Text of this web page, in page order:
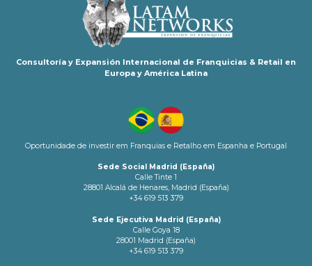
Consultoría y Expansión Internacional de Franquicias & Retail en
Europa y América Latina
Oportunidade de investir em Franquias e Retalho em Espanha e Portugal
Sede Social Madrid (España)
Calle Tinte 1
28801 Alcalá de Henares, Madrid (España)
+34 619 513 379
Sede Ejecutiva Madrid (España)
Calle Goya 18
28001 Madrid (España)
+34 619 513 379